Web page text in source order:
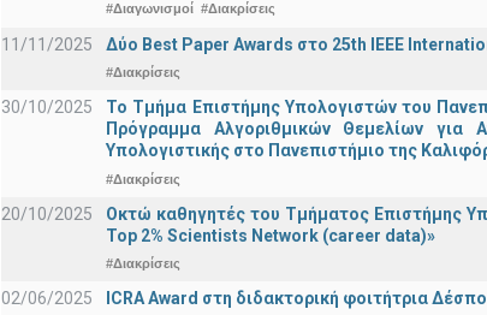
#Διαγωνισμοί #Διακρίσεις
11/11/2025 Δύο Best Paper Awards στο 25th IEEE
#Διακρίσεις
30/10/2025
Το Τμήμα Επιστήμης Υπολογιστών του
Πρόγραμμα Αλγοριθμικών Θεμελίων για
Υπολογιστικής στο Πανεπιστήμιο της
#Διακρίσεις
20/10/2025
Οκτώ καθηγητές του Τμήματος Επιστήμης
Top 2% Scientists Network (career data)»
#Διακρίσεις
02/06/2025 ICRA Award στη διδακτορική φοιτήτρια